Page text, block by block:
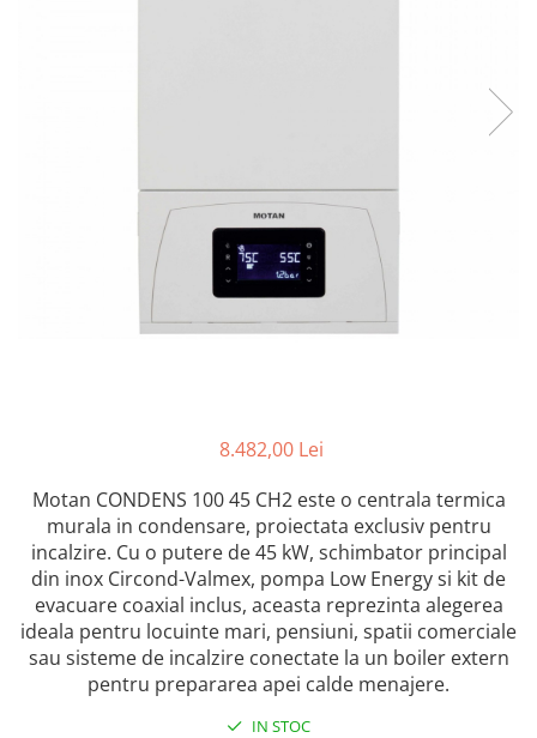
8.482,00 Lei
Motan CONDENS 100 45 CH2 este o centrala termica
murala in condensare, proiectata exclusiv pentru
incalzire. Cu o putere de 45 kW, schimbator principal
din inox Circond-Valmex, pompa Low Energy si kit de
evacuare coaxial inclus, aceasta reprezinta alegerea
ideala pentru locuinte mari, pensiuni, spatii comerciale
sau sisteme de incalzire conectate la un boiler extern
pentru prepararea apei calde menajere.
IN STOC